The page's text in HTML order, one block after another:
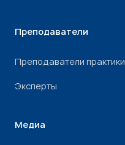
Преподаватели
Преподаватели практики
Эксперты
Медиа